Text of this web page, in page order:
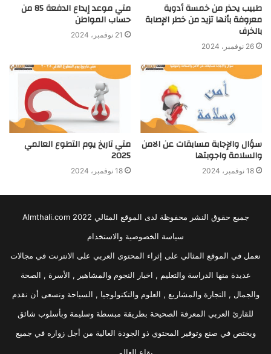
طبيب يحذر من خمسة أدوية
معروفة بأنها تزيد من خطر الإصابة
بالخرف
26 نوفمبر، 2024
متي موعد إيداع الدفعة 85 من
حساب المواطن
21 نوفمبر، 2024
سؤال والإجابة مسابقات عن الامن
والسلامة واجوبتها
18 نوفمبر، 2024
متي تاريخ يوم التطوع العالمي
2025
18 نوفمبر، 2024
جميع حقوق النشر محفوظة لدى الموقع المثالي 2022 Almthali.com
سياسة الخصوصية والاستخدام
نعمل في الموقع المثالي على إثراء المحتوى العربي على الانترنت في مجالات
عديدة منها الدراسة والتعليم , اخبار النجوم والمشاهير , الأسرة , الصحة
والجمال , التجارة والمشاريع , العلوم والتكنولوجيا , السياحة ونسعى أن نقدم
للقارئ العربي المعرفة الصحيحة بطريقة مبسطة وسليمة وبأسلوب شائق
ويختص في صنع وتوفير المحتوي ذو الجودة العالية من أجل زواره في جميع